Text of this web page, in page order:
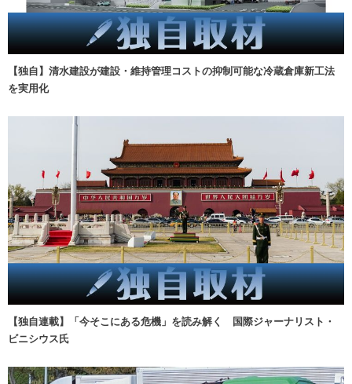
【独自】清水建設が建設・維持管理コストの抑制可能な冷蔵倉庫新工法
を実用化
【独自連載】「今そこにある危機」を読み解く 国際ジャーナリスト・
ビニシウス氏